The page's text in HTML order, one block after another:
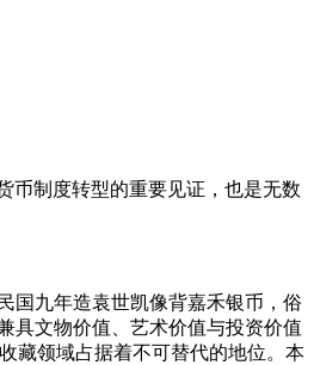
制度转型的重要见证，也是无数
九年造袁世凯像背嘉禾银币，俗
具文物价值、艺术价值与投资价值
藏领域占据着不可替代的地位。本